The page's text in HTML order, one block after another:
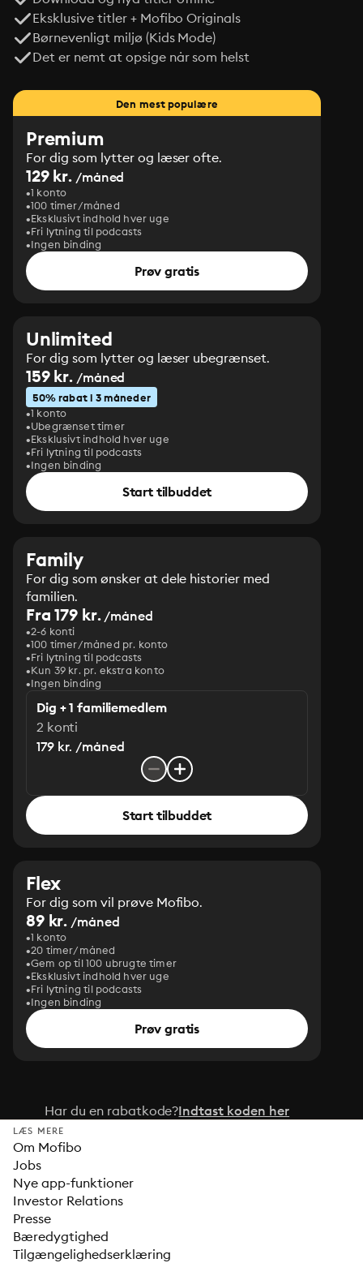
Eksklusive titler + Mofibo Originals
Børnevenligt miljø (Kids Mode)
Det er nemt at opsige når som helst
Den mest populære
Premium
For dig som lytter og læser ofte.
129 kr. /måned
1 konto
100 timer/måned
Eksklusivt indhold hver uge
Fri lytning til podcasts
Ingen binding
Prøv gratis
Unlimited
For dig som lytter og læser ubegrænset.
159 kr. /måned
50% rabat i 3 måneder
1 konto
Ubegrænset timer
Eksklusivt indhold hver uge
Fri lytning til podcasts
Ingen binding
Start tilbuddet
Family
For dig som ønsker at dele historier med
familien.
Fra 179 kr./måned
2-6 konti
100 timer/måned pr. konto
Fri lytning til podcasts
Kun 39 kr. pr. ekstra konto
Ingen binding
Dig + 1 familiemedlem
2 konti
179 kr. /måned
Start tilbuddet
Flex
For dig som vil prøve Mofibo.
89 kr. /måned
1 konto
20 timer/måned
Gem op til 100 ubrugte timer
Eksklusivt indhold hver uge
Fri lytning til podcasts
Ingen binding
Prøv gratis
Har du en rabatkode?Indtast koden her
LÆS MERE
Om Mofibo
Jobs
Nye app-funktioner
Investor Relations
Presse
Bæredygtighed
Tilgængelighedserklæring